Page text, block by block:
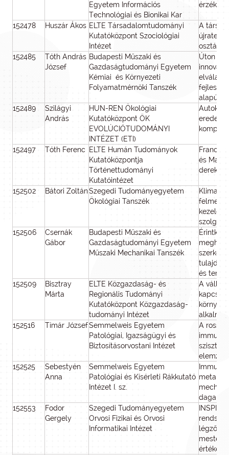
Egyetem Információs
Technológiai és Bionikai Kar
152478 Huszár Ákos ELTE Társadalomtudományi
Kutatóközpont Szociológiai
Intézet
A
152485
Tóth András
József
Budapesti Műszaki és
Gazdaságtudományi Egyetem
Kémiai és Környezeti
Folyamatmérnöki Tanszék
Úton a
alapú
152489
Szilágyi
András
HUN-REN Ökológiai
Kutatóközpont ÖK
EVOLÚCIÓTUDOMÁNYI
INTÉZET (ETI)
eredete,
152497 Tóth Ferenc
ELTE Humán Tudományok
Kutatóközpontja
Történettudományi
Kutatóintézet
és
derekán
152502 Bátori ZoltánSzegedi Tudományegyetem
Ökológiai Tanszék
kezelés
152506
Csernák
Gábor
Budapesti Műszaki és
Gazdaságtudományi Egyetem
Műszaki Mechanikai Tanszék
és
152509
Bisztray
Márta
ELTE Közgazdaság- és
Regionális Tudományi
Kutatóközpont Közgazdaság-
tudományi Intézet
A
152516
Tímár JózsefSemmelweis Egyetem
Patológiai, Igazságügyi és
Biztosításorvostani Intézet
A
152525
Sebestyén
Anna
Semmelweis Egyetem
Patológiai és Kísérleti Rákkutató
Intézet I. sz.
Immun
152553
Fodor
Gergely
Szegedi Tudományegyetem
Orvosi Fizikai és Orvosi
Informatikai Intézet